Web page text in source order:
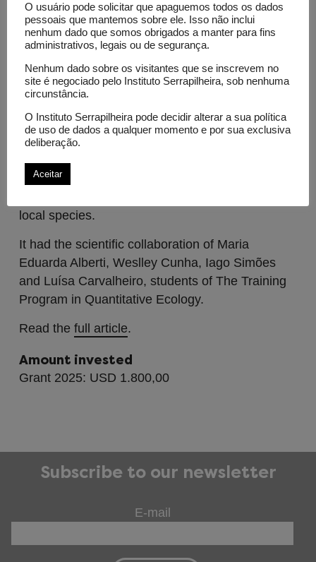
Projects
Peru contra o desmatamento
Science outreach / Journalism
The project “The resilience of native bees in Peru
to deforestation” investigates how deforestation
and climate change threaten the existence of
native stingless bees in Peru and the
local species.
It had the scientific collaboration of Maria
Eduarda Alberti, Weslley Cunha, Iago Simões
and Luísa Carvalheiro, students of The Training
Program in Quantitative Ecology.
Read the full article.
Amount invested
Grant 2025: USD 1.800,00
Subscribe to our newsletter
E-mail
O usuário pode solicitar que apaguemos todos os dados
pessoais que mantemos sobre ele. Isso não inclui
nenhum dado que somos obrigados a manter para fins
administrativos, legais ou de segurança.
Nenhum dado sobre os visitantes que se inscrevem no
site é negociado pelo Instituto Serrapilheira, sob nenhuma
circunstância.
O Instituto Serrapilheira pode decidir alterar a sua política
de uso de dados a qualquer momento e por sua exclusiva
deliberação.
Aceitar